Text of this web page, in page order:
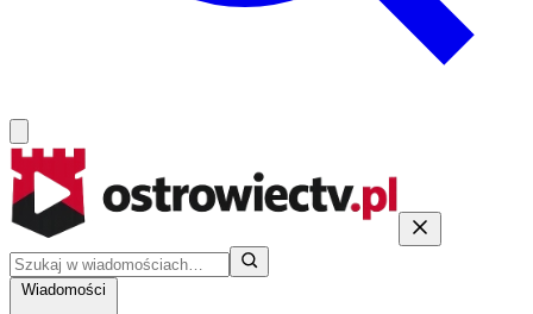
Wiadomości